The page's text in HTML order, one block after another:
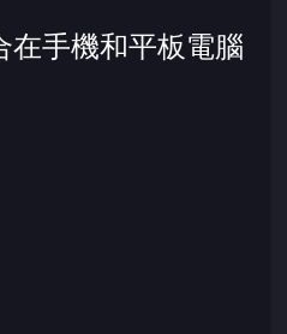
在手機和平板電腦